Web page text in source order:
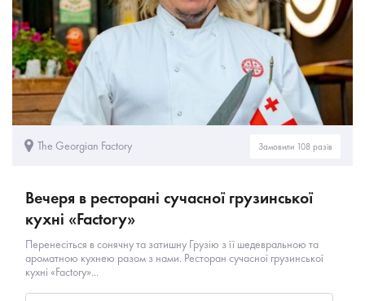
The Georgian Factory Замовили 108 разів
Вечеря в ресторані сучасної грузинської
кухні «Factory»
Перенесіться в сонячну та затишну Грузію з її шедевральною та
ароматною кухнею разом з нами. Ресторан сучасної грузинської
кухні «Factory»...